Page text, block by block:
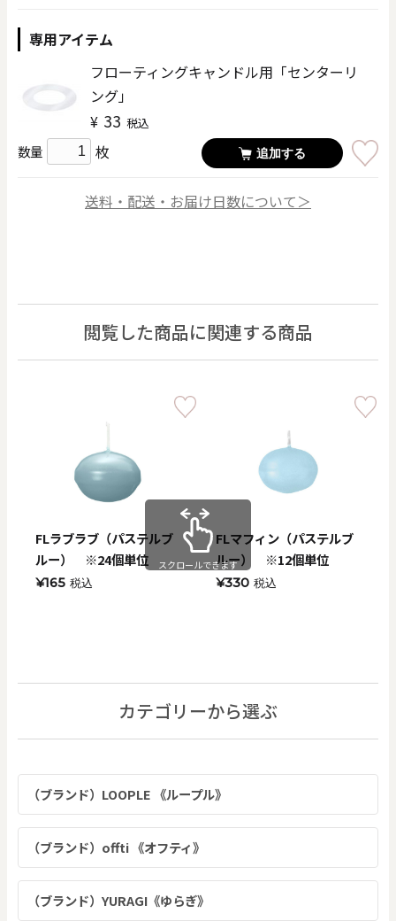
専用アイテム
フローティングキャンドル用「センターリ
ング」
¥ 33 税込
数量 枚 追加する
送料・配送・お届け日数について＞
閲覧した商品に関連する商品
FLラブラブ（パステルブ
ルー） ※24個単位
¥165 税込
FLマフィン（パステルブ
ルー） ※12個単位
¥330 税込
スクロールできます
カテゴリーから選ぶ
（ブランド）LOOPLE 《ループル》
（ブランド）offti 《オフティ》
（ブランド）YURAGI《ゆらぎ》